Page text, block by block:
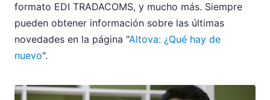
formato EDI TRADACOMS, y mucho más. Siempre
pueden obtener información sobre las últimas
novedades en la página "Altova: ¿Qué hay de
nuevo".